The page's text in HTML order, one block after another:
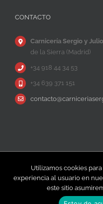
CONTACTO
Carnicería Sergio y Julio
de la Sierra (Madrid)
+34 918 44 34 53
+34 639 371 151
Copyright © Carnicería
Privacidad
Utilizamos cookies
experiencia al usuario en
este sitio